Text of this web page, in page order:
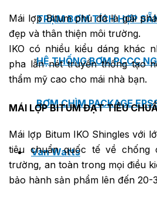
TRẠM BƠM TÍCH HỢP
HỆ THỐNG BƠM PCCC
BƠM CHÌM PACKAGE
Van Watts
Mái lợp Bitum phủ đá là giải
đẹp và thân thiện môi trường.
IKO có nhiều kiểu dáng khác
pha lẫn nét truyền thống tạo
thẩm mỹ cao cho mái nhà bạn.
MÁI LỢP BITUM ĐẠT TIÊU
Mái lợp Bitum IKO Shingles với
tiêu chuẩn quốc tế về chống
trường, an toàn trong mọi điều
bảo hành sản phẩm lên đến 20-